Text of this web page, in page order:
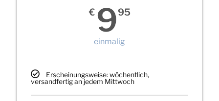
€ 995
einmalig
Erscheinungsweise: wöchentlich,
versandfertig an jedem Mittwoch